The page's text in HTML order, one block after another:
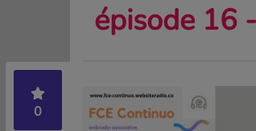
épisode 16
0